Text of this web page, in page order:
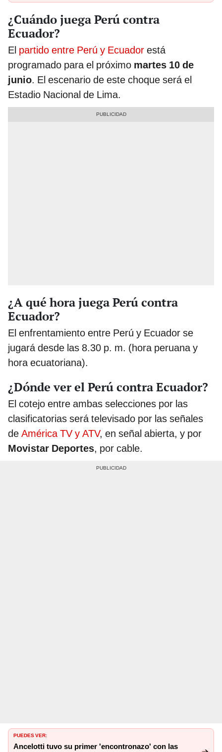
¿Cuándo juega Perú contra
Ecuador?
El partido entre Perú y Ecuador está
programado para el próximo martes 10 de
junio. El escenario de este choque será el
Estadio Nacional de Lima.
¿A qué hora juega Perú contra
Ecuador?
El enfrentamiento entre Perú y Ecuador se
jugará desde las 8.30 p. m. (hora peruana y
hora ecuatoriana).
¿Dónde ver el Perú contra Ecuador?
El cotejo entre ambas selecciones por las
clasificatorias será televisado por las señales
de América TV y ATV, en señal abierta, y por
Movistar Deportes, por cable.
PUEDES VER:
Ancelotti tuvo su primer 'encontronazo' con las